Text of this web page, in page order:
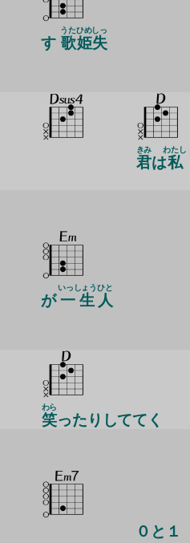
す 歌
うた
姫
ひめ
失
しっ
君
きみ
は私
わたし
が一生
いっしょう
人
ひと
笑
わら
ったりしててく
０と１